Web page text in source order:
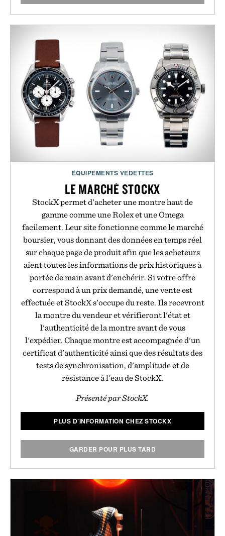
ÉQUIPEMENTS VEDETTES
LE MARCHÉ STOCKX
StockX permet d'acheter une montre haut de
gamme comme une Rolex et une Omega
facilement. Leur site fonctionne comme le marché
boursier, vous donnant des données en temps réel
sur chaque page de produit afin que les acheteurs
aient toutes les informations de prix historiques à
portée de main avant d'enchérir. Si votre offre
correspond à un prix demandé, une vente est
effectuée et StockX s'occupe du reste. Ils recevront
la montre du vendeur et vérifieront l'état et
l'authenticité de la montre avant de vous
l'expédier. Chaque montre est accompagnée d'un
certificat d'authenticité ainsi que des résultats des
tests de synchronisation, d'amplitude et de
résistance à l'eau de StockX.
Présenté par StockX.
PLUS D’INFORMATION CHEZ STOCKX
GARDER POUR PLUS TARD